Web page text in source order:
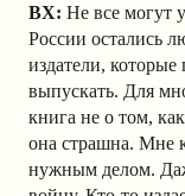
ВХ: Не все могут
России остались
издатели,
выпускать. Для
книга не о том,
она страшна. Мне
нужным делом.